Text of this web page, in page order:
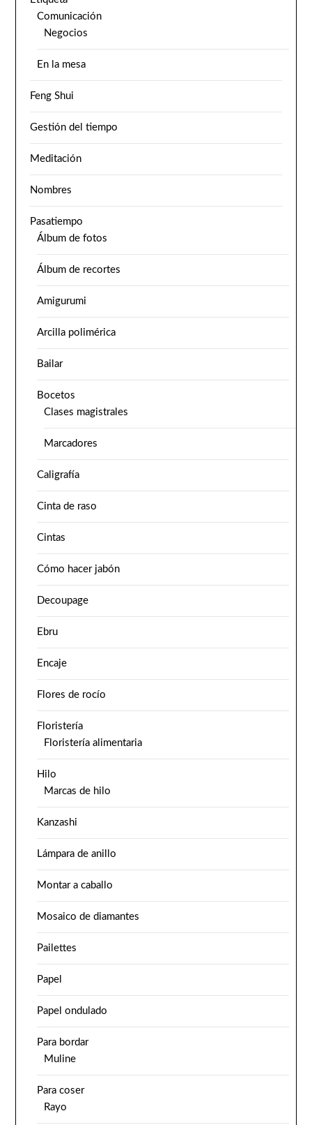
Comunicación
Negocios
En la mesa
Feng Shui
Gestión del tiempo
Meditación
Nombres
Pasatiempo
Álbum de fotos
Álbum de recortes
Amigurumi
Arcilla polimérica
Bailar
Bocetos
Clases magistrales
Marcadores
Caligrafía
Cinta de raso
Cintas
Cómo hacer jabón
Decoupage
Ebru
Encaje
Flores de rocío
Floristería
Floristería alimentaria
Hilo
Marcas de hilo
Kanzashi
Lámpara de anillo
Montar a caballo
Mosaico de diamantes
Pailettes
Papel
Papel ondulado
Para bordar
Muline
Para coser
Rayo